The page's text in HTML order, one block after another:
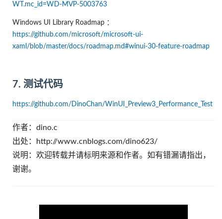
WT.mc_id=WD-MVP-5003763
Windows UI Library Roadmap ：
https://github.com/microsoft/microsoft-ui-
xaml/blob/master/docs/roadmap.md#winui-30-feature-roadmap
7. 测试代码
https://github.com/DinoChan/WinUI_Preview3_Performance_Test
作者：dino.c
出处：http://www.cnblogs.com/dino623/
说明：欢迎转载并请标明来源和作者。如有错漏请指出，
谢谢。